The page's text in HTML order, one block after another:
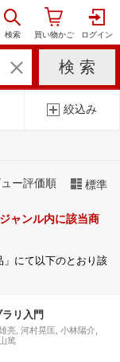
絞込み
ー評価順 標準
ャンル内に該当商
」にて以下のとおり該
リ入門
亮, 河村晃匡, 小林陽介,
篤